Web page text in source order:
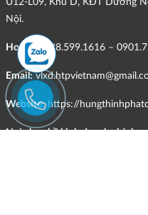
Nội.
Hotline:098.599.1616 –
Email:
Website: https://
Ngành nghề kinh doanh chính: